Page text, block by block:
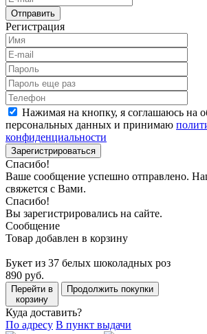
Отправить
Регистрация
Нажимая на кнопку, я соглашаюсь на
персональных данных и принимаю
конфиденциальности
Зарегистрироваться
Спасибо!
Ваше сообщение успешно отправлено.
свяжется с Вами.
Спасибо!
Вы зарегистрировались на сайте.
Сообщение
Товар добавлен в корзину
Букет из 37 белых шоколадных роз
890 руб.
Перейти в
корзину
Продолжить покупки
Куда доставить?
По адресу В пункт выдачи